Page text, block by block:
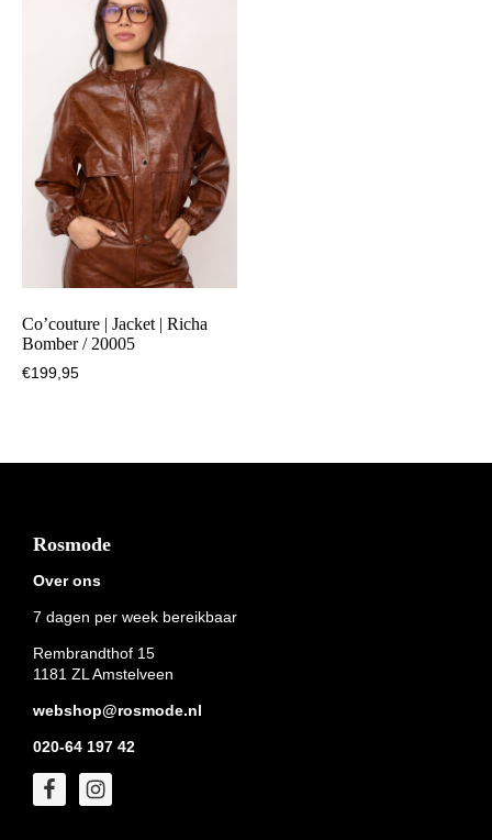
Co’couture | Jacket | Richa
Bomber / 20005
€199,95
Footer
Rosmode
Over ons
7 dagen per week bereikbaar
Rembrandthof 15
1181 ZL Amstelveen
webshop@rosmode.nl
020-64 197 42